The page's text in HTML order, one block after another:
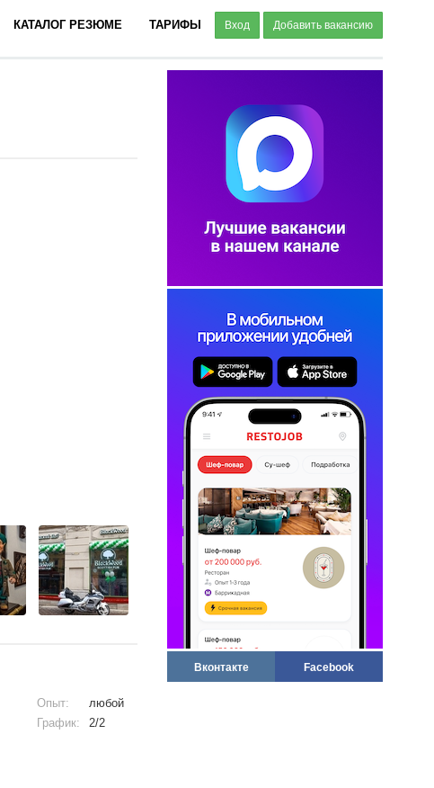
КАТАЛОГ РЕЗЮМЕ ТАРИФЫ Вход Добавить вакансию
Вконтакте Facebook
Опыт:
любой
График:
2/2